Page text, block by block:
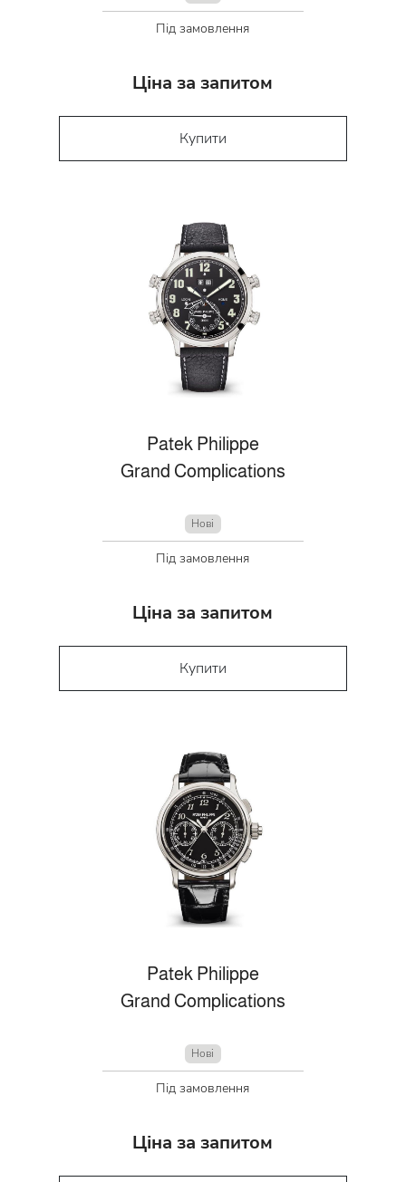
Під замовлення
Ціна за запитом
Купити
Patek Philippe
Grand Complications
Нові
Під замовлення
Ціна за запитом
Купити
Patek Philippe
Grand Complications
Нові
Під замовлення
Ціна за запитом